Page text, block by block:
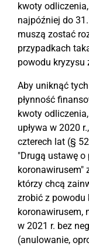
kwoty
najpóźniej do
muszą zostać
przypadkach
powodu kryzysu
Aby uniknąć
płynność
kwoty
upływa w 2020
czterech lat (§
"Drugą ustawę
koronawirusem"
którzy chcą
zrobić z powodu
koronawirusem,
w 2021 r. bez
(anulowanie,